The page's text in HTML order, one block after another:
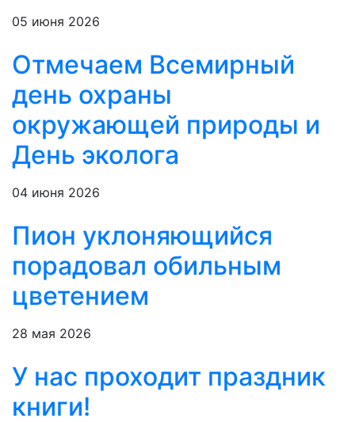
05 июня 2026
Отмечаем Всемирный
день охраны
окружающей природы и
День эколога
04 июня 2026
Пион уклоняющийся
порадовал обильным
цветением
28 мая 2026
У нас проходит праздник
книги!